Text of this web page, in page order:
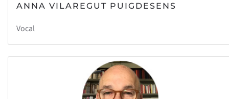
ANNA VILAREGUT PUIGDESENS
Vocal